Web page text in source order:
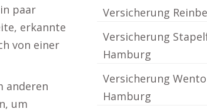
paar
erkannte
von einer
anderen
um
Versicherung
Versicherung
Hamburg
Versicherung
Hamburg